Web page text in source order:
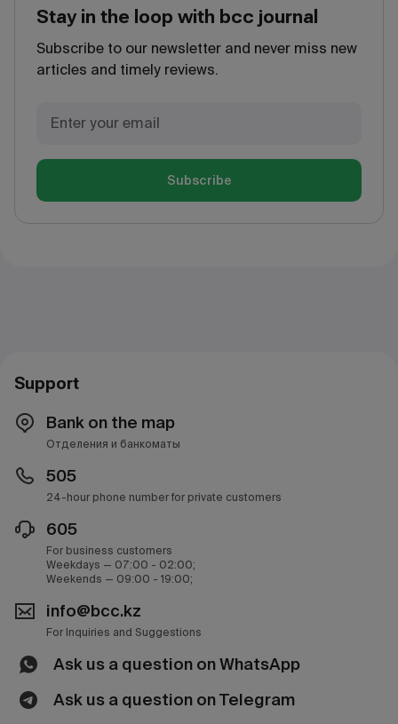
Stay in the loop with bcc journal
Subscribe to our newsletter and never miss new
articles and timely reviews.
Subscribe
Support
Bank on the map
Отделения и банкоматы
505
24-hour phone number for private customers
605
For business customers
Weekdays — 07:00 - 02:00;
Weekends — 09:00 - 19:00;
info@bcc.kz
For Inquiries and Suggestions
Ask us a question on WhatsApp
Ask us a question on Telegram